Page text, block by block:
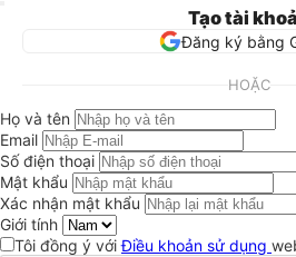
Tạo tài
Đăng ký bằng
HOẶC
Họ và tên
Email
Số điện thoại
Mật khẩu
Xác nhận mật khẩu
Giới tính
Tôi đồng ý vớiĐiều khoản sử dụng